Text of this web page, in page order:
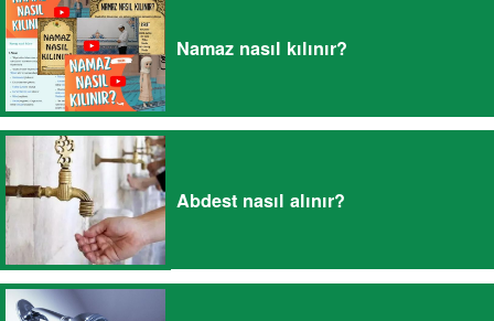
Namaz nasıl kılınır?
Abdest nasıl alınır?